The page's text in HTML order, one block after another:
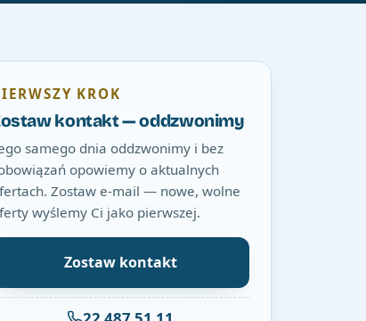
KROK
kontakt — oddzwonimy
samego dnia oddzwonimy i bez
opowiemy o aktualnych
Zostaw e-mail — nowe, wolne
wyślemy Ci jako pierwszej.
Zostaw kontakt